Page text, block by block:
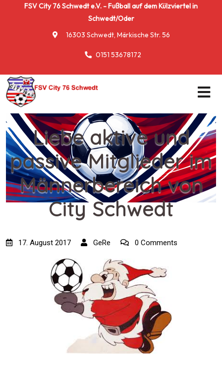
FSV City 76 Schwedt e.V. - Fußball auf dem Külzviertel in
Schwedt/Oder
16303 Schwedt, Märkische Str. 56
0151 53678172
Liebe aktive und
passive Mitglieder im
Männerbereich von
City Schwedt
17. August 2017 GeRe 0 Comments